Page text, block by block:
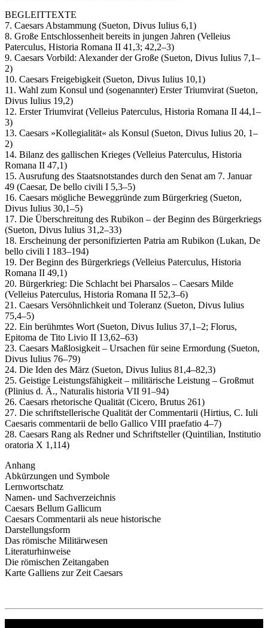
BEGLEITTEXTE
7. Caesars Abstammung (Sueton, Divus Iulius 6,1)
8. Große Entschlossenheit bereits in jungen Jahren (Velleius
Paterculus, Historia Romana II 41,3; 42,2–3)
9. Caesars Vorbild: Alexander der Große (Sueton, Divus Iulius 7,1–
2)
10. Caesars Freigebigkeit (Sueton, Divus Iulius 10,1)
11. Wahl zum Konsul und (sogenannter) Erster Triumvirat (Sueton,
Divus Iulius 19,2)
12. Erster Triumvirat (Velleius Paterculus, Historia Romana II 44,1–
3)
13. Caesars »Kollegialität« als Konsul (Sueton, Divus Iulius 20, 1–
2)
14. Bilanz des gallischen Krieges (Velleius Paterculus, Historia
Romana II 47,1)
15. Ausrufung des Staatsnotstandes durch den Senat am 7. Januar
49 (Caesar, De bello civili I 5,3–5)
16. Caesars mögliche Beweggründe zum Bürgerkrieg (Sueton,
Divus Iulius 30,1–5)
17. Die Überschreitung des Rubikon – der Beginn des Bürgerkriegs
(Sueton, Divus Iulius 31,2–33)
18. Erscheinung der personifizierten Patria am Rubikon (Lukan, De
bello civili I 183–194)
19. Der Beginn des Bürgerkriegs (Velleius Paterculus, Historia
Romana II 49,1)
20. Bürgerkrieg: Die Schlacht bei Pharsalos – Caesars Milde
(Velleius Paterculus, Historia Romana II 52,3–6)
21. Caesars Versöhnlichkeit und Toleranz (Sueton, Divus Iulius
75,4–5)
22. Ein berühmtes Wort (Sueton, Divus Iulius 37,1–2; Florus,
Epitoma de Tito Livio II 13,62–63)
23. Caesars Maßlosigkeit – Ursachen für seine Ermordung (Sueton,
Divus Iulius 76–79)
24. Die Iden des März (Sueton, Divus Iulius 81,4–82,3)
25. Geistige Leistungsfähigkeit – militärische Leistung – Großmut
(Plinius d. Ä., Naturalis historia VII 91–94)
26. Caesars rhetorische Qualität (Cicero, Brutus 261)
27. Die schriftstellerische Qualität der Commentarii (Hirtius, C. Iuli
Caesaris commentarii de bello Gallico VIII praefatio 4–7)
28. Caesars Rang als Redner und Schriftsteller (Quintilian, Institutio
oratoria X 1,114)
Anhang
Abkürzungen und Symbole
Lernwortschatz
Namen- und Sachverzeichnis
Caesars Bellum Gallicum
Caesars Commentarii als neue historische
Darstellungsform
Das römische Militärwesen
Literaturhinweise
Die römischen Zeitangaben
Karte Galliens zur Zeit Caesars